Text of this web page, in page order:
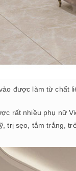
được làm từ chất
rất nhiều phụ nữ
trị sẹo, tắm trắng,